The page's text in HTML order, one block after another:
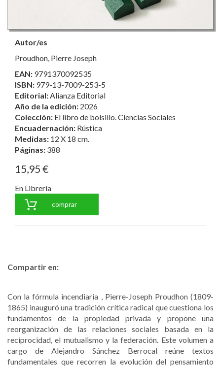
Autor/es
Proudhon, Pierre Joseph
EAN: 9791370092535
ISBN: 979-13-7009-253-5
Editorial:Alianza Editorial
Año de la edición: 2026
Colección: El libro de bolsillo. Ciencias Sociales
Encuadernación: Rústica
Medidas: 12 X 18 cm.
Páginas: 388
15,95 €
En Librería
comprar
Compartir en:
Con la fórmula incendiaria , Pierre-Joseph Proudhon (1809-
1865) inauguró una tradición crítica radical que cuestiona los
fundamentos de la propiedad privada y propone una
reorganización de las relaciones sociales basada en la
reciprocidad, el mutualismo y la federación. Este volumen a
cargo de Alejandro Sánchez Berrocal reúne textos
fundamentales que recorren la evolución del pensamiento